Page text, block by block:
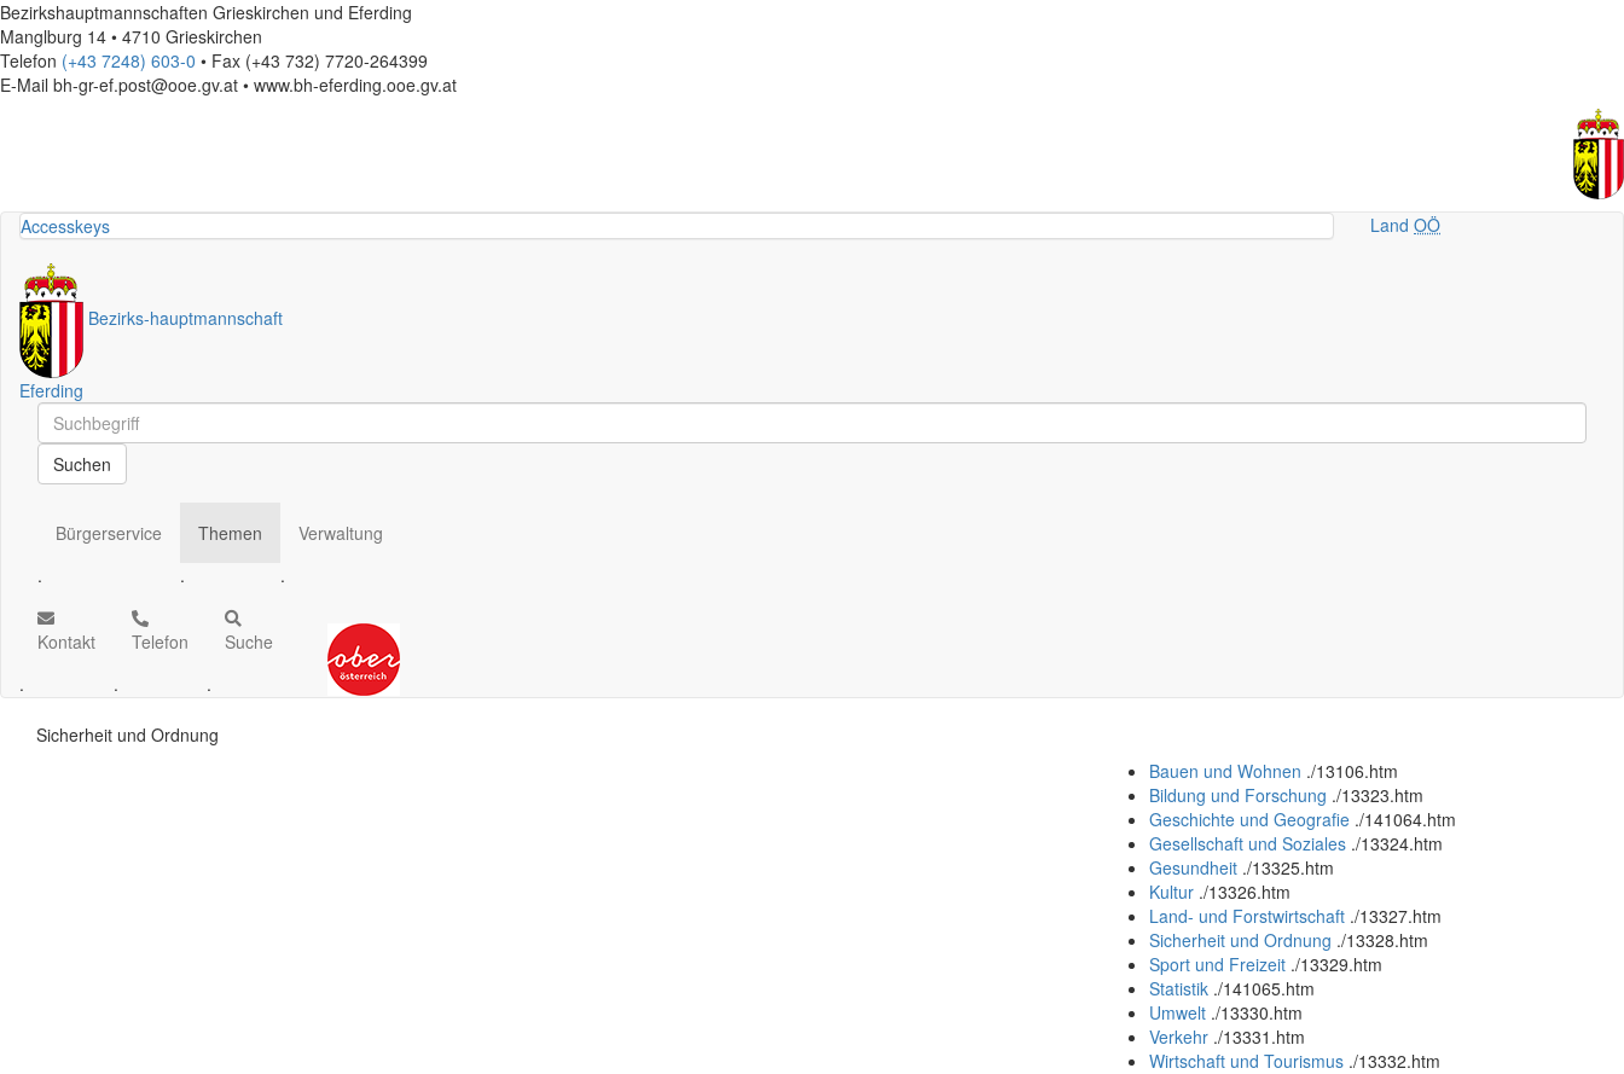
Bezirkshauptmannschaften Grieskirchen und Eferding
Manglburg 14 • 4710 Grieskirchen
Telefon (+43 7248) 603-0 • Fax (+43 732) 7720-264399
E-Mail bh-gr-ef.post@ooe.gv.at • www.bh-eferding.ooe.gv.at
Accesskeys LandOÖ
Bezirks-hauptmannschaft
Eferding
Schnellsuche
Schnellsuche
Suchen
Bürgerservice
.
Themen
.
Verwaltung
.
Kontakt
.
Telefon
.
Suche
.
Sicherheit und Ordnung
Bauen und Wohnen ./13106.htm
Bildung und Forschung ./13323.htm
Geschichte und Geografie ./141064.htm
Gesellschaft und Soziales ./13324.htm
Gesundheit ./13325.htm
Kultur ./13326.htm
Land- und Forstwirtschaft ./13327.htm
Sicherheit und Ordnung ./13328.htm
Sport und Freizeit ./13329.htm
Statistik ./141065.htm
Umwelt ./13330.htm
Verkehr ./13331.htm
Wirtschaft und Tourismus ./13332.htm